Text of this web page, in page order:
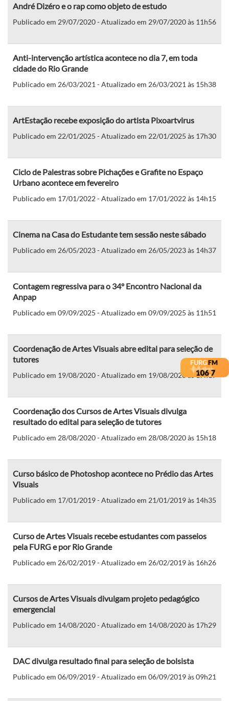
André Dizéro e o rap como objeto de estudo
Publicado em 29/07/2020 - Atualizado em 29/07/2020 às 11h56
Anti-intervenção artística acontece no dia 7, em toda
cidade do Rio Grande
Publicado em 26/03/2021 - Atualizado em 26/03/2021 às 15h38
ArtEstação recebe exposição do artista Pixoartvirus
Publicado em 22/01/2025 - Atualizado em 22/01/2025 às 17h30
Ciclo de Palestras sobre Pichações e Grafite no Espaço
Urbano acontece em fevereiro
Publicado em 17/01/2022 - Atualizado em 17/01/2022 às 14h15
Cinema na Casa do Estudante tem sessão neste sábado
Publicado em 26/05/2023 - Atualizado em 26/05/2023 às 14h37
Contagem regressiva para o 34º Encontro Nacional da
Anpap
Publicado em 09/09/2025 - Atualizado em 09/09/2025 às 11h51
Coordenação de Artes Visuais abre edital para seleção de
tutores
Publicado em 19/08/2020 - Atualizado em 19/08/2020 às 17h19
Coordenação dos Cursos de Artes Visuais divulga
resultado do edital para seleção de tutores
Publicado em 28/08/2020 - Atualizado em 28/08/2020 às 15h18
Curso básico de Photoshop acontece no Prédio das Artes
Visuais
Publicado em 17/01/2019 - Atualizado em 21/01/2019 às 14h35
Curso de Artes Visuais recebe estudantes com passeios
pela FURG e por Rio Grande
Publicado em 26/02/2019 - Atualizado em 26/02/2019 às 16h26
Cursos de Artes Visuais divulgam projeto pedagógico
emergencial
Publicado em 14/08/2020 - Atualizado em 14/08/2020 às 17h29
DAC divulga resultado final para seleção de bolsista
Publicado em 06/09/2019 - Atualizado em 06/09/2019 às 09h21